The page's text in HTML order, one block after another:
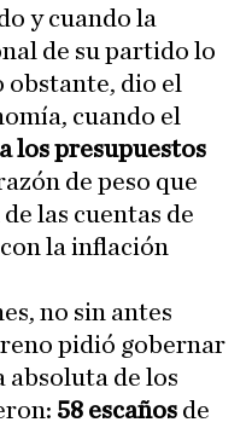
y cuando la
de su partido lo
obstante, dio el
cuando el
los presupuestos
de peso que
las cuentas de
la inflación
no sin antes
pidió gobernar
absoluta de los
58 escaños de